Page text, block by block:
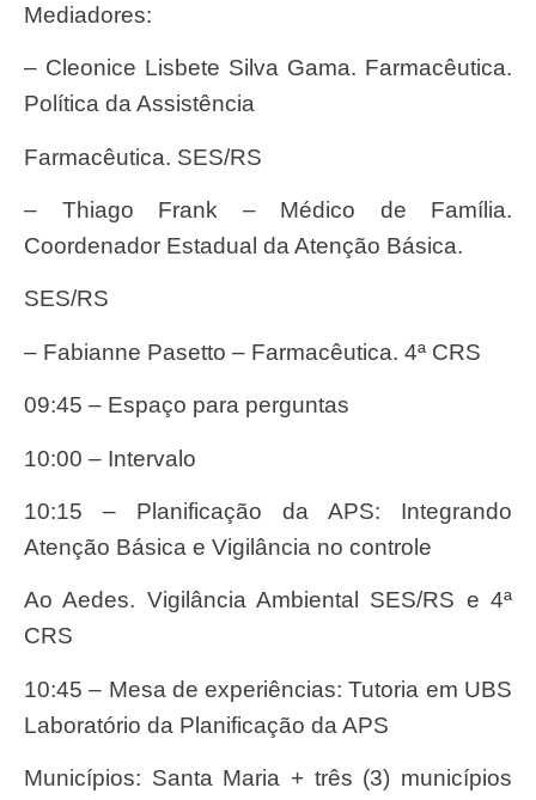
Mediadores:
– Cleonice Lisbete Silva Gama. Farmacêutica.
Política da Assistência
Farmacêutica. SES/RS
– Thiago Frank – Médico de Família.
Coordenador Estadual da Atenção Básica.
SES/RS
– Fabianne Pasetto – Farmacêutica. 4ª CRS
09:45 – Espaço para perguntas
10:00 – Intervalo
10:15 – Planificação da APS: Integrando
Atenção Básica e Vigilância no controle
ao Aedes. Vigilância Ambiental SES/RS e 4ª
CRS
10:45 – Mesa de experiências: Tutoria em UBS
Laboratório da Planificação da APS
Municípios: Santa Maria + três (3) municípios